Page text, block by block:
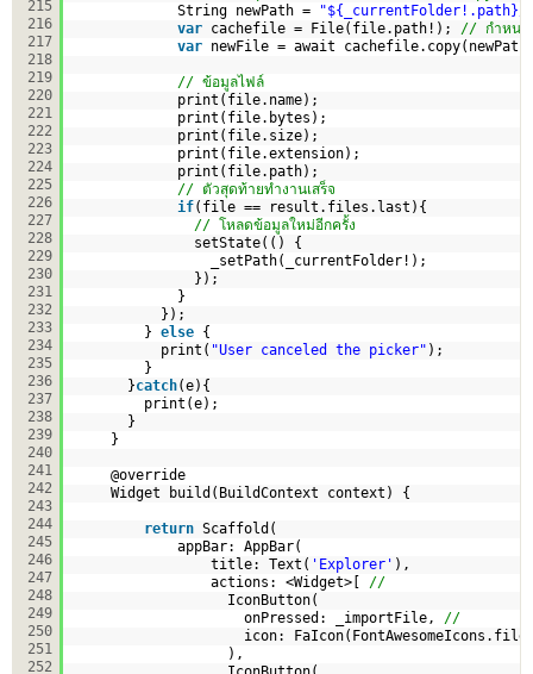
215
216
217
218
219
220
221
222
223
224
225
226
227
228
229
230
231
232
233
234
235
236
237
238
239
240
241
242
243
244
245
246
247
248
249
250
251
252
String newPath =
"${_currentFolder!.path}/
var cachefile = File(file.path!); // กำหน
var newFile = await
// ข้อมูลไฟล์
print(file.name);
print(file.bytes);
print(file.size);
print(file.extension);
print(file.path);
// ตัวสุดท้ายทำงานเสร็จ
if(file == result.files.last){
// โหลดข้อมูลใหม่อีกครั้ง
setState(() {
_setPath(_currentFolder!);
});
}
});
} else {
print( "User canceled the picker" );
}
}catch(e){
print(e);
}
}
@override
Widget build(BuildContext context) {
return Scaffold(
appBar: AppBar(
title: Text( 'Explorer' ),
actions: <Widget>[ //
IconButton(
onPressed: _importFile, //
icon:
),